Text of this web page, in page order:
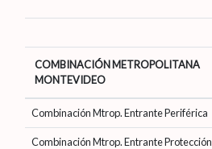
COMBINACIÓN METROPOLITANA
MONTEVIDEO
Combinación Mtrop. Entrante Periférica
Combinación Mtrop. Entrante Protección